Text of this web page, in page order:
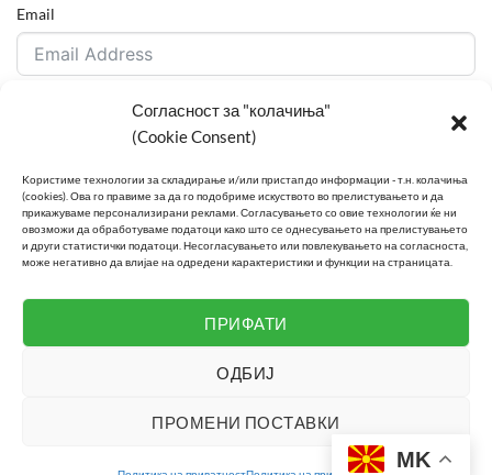
Согласност за "колачиња"
(Cookie Consent)
Kористиме технологии за складирање и/или пристап до информации - т.н. колачиња
(cookies).Ова го правиме за да го подобриме искуството во прелистувањето и да
прикажуваме персонализирани реклами.Согласувањето со овие технологии ќе ни
овозможи да обработуваме податоци како што се однесувањето на прелистувањето
и други статистички податоци.Несогласувањето или повлекувањето на согласноста,
може негативно да влијае на одредени карактеристики и функции на страницата.
ПРИФАТИ
ОДБИЈ
ПРОМЕНИ ПОСТАВКИ
Email
ИСПРАТИ БАРАЊЕ
ЧЕСТО ПОСТАВУВАНИ ПРАШАЊА КОНТАКТ
MK